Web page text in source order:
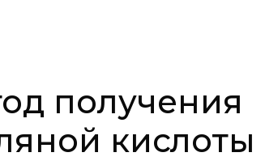
получения
кислоты